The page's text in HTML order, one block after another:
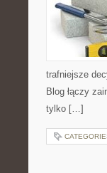
trafniejsze
Blog łączy
tylko […]